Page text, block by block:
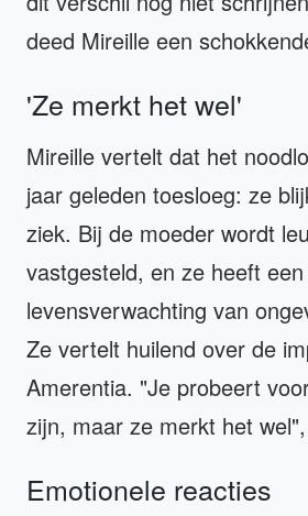
deed Mireille een
'Ze merkt het wel'
Mireille vertelt dat het
jaar geleden toesloeg: ze
ziek. Bij de moeder wordt
vastgesteld, en ze heeft een
levensverwachting van
Ze vertelt huilend over de
Amerentia. "Je probeert
zijn, maar ze merkt het
Emotionele reacties